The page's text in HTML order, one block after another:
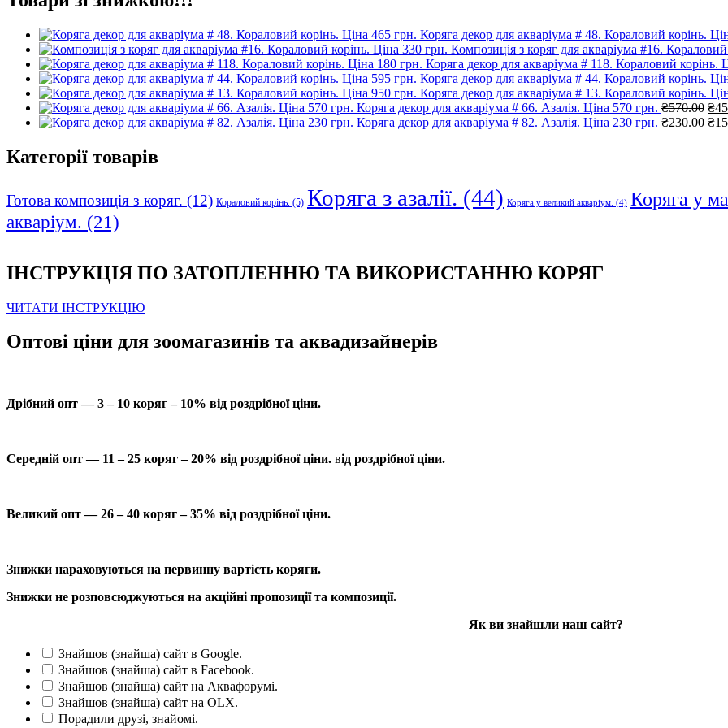
Коряга декор для акваріума # 48. Кораловий корінь.
Композиція з коряг для акваріума #16.
Коряга декор для акваріума # 118. Кораловий корінь.
Коряга декор для акваріума # 44. Кораловий корінь.
Коряга декор для акваріума # 13. Кораловий корінь.
Коряга декор для акваріума # 66. Азалія. Ціна 570 грн. ₴570.00 ₴
Коряга декор для акваріума # 82. Азалія. Ціна 230 грн. ₴230.00 ₴
Категорії товарів
Готова композиція з коряг. (12) Кораловий корінь. (5) Коряга з азалії. (44) Коряга у великий акваріум. (4) Коряга у
акваріум. (21)
ІНСТРУКЦІЯ ПО ЗАТОПЛЕННЮ ТА ВИКОРИСТАННЮ КОРЯГ
ЧИТАТИ ІНСТРУКЦІЮ
Оптові ціни для зоомагазинів та аквадизайнерів
Дрібний опт — 3 – 10 коряг – 10% від роздрібної ціни.
Середній опт — 11 – 25 коряг – 20% від роздрібної ціни. від роздрібної ціни.
Великий опт — 26 – 40 коряг – 35% від роздрібної ціни.
Знижки нараховуються на первинну вартість коряги.
Знижки не розповсюджуються на акційні пропозиції та композиції.
Як ви знайшли наш сайт?
Знайшов (знайша) сайт в Google.
Знайшов (знайша) сайт в Facebook.
Знайшов (знайша) сайт на Аквафорумі.
Знайшов (знайша) сайт на OLX.
Порадили друзі, знайомі.